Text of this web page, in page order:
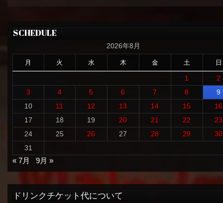
SCHEDULE
2026年8月
月 火 水 木 金 土 日
1
2
3
4 5 6 7 8
9
10
11 12 13 14 15
16
17
18 19 20 21 22
23
24
25 26 27 28 29
30
31
« 7月
9月 »
ドリンクチケット代について